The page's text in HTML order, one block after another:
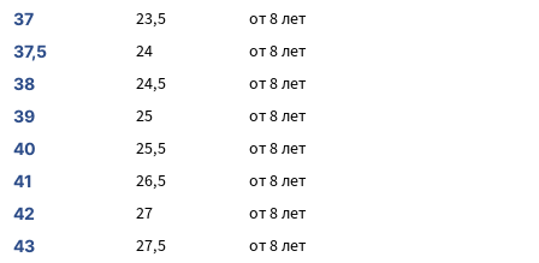
37 23,5 от 8 лет
37,5 24 от 8 лет
38 24,5 от 8 лет
39 25 от 8 лет
40 25,5 от 8 лет
41 26,5 от 8 лет
42 27 от 8 лет
43 27,5 от 8 лет